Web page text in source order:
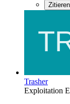
Zitieren
Trasher
Exploitation